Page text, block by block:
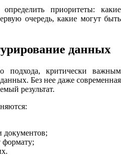
приоритеты: какие
очередь, какие могут быть
данных
подхода, критически важным
Без нее даже современная
результат.
документов;
формату;